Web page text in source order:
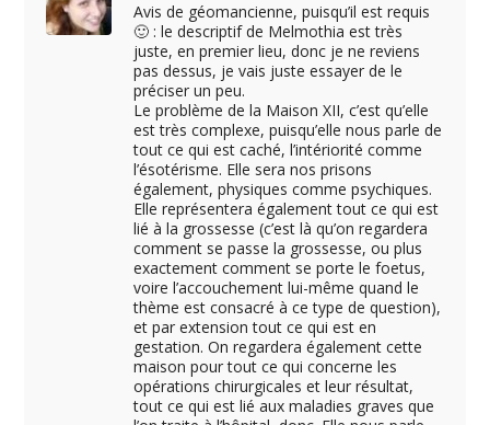
Avis de géomancienne, puisqu’il est requis
🙂 : le descriptif de Melmothia est très
juste, en premier lieu, donc je ne reviens
pas dessus, je vais juste essayer de le
préciser un peu.
Le problème de la Maison XII, c’est qu’elle
est très complexe, puisqu’elle nous parle de
tout ce qui est caché, l’intériorité comme
l’ésotérisme. Elle sera nos prisons
également, physiques comme psychiques.
Elle représentera également tout ce qui est
lié à la grossesse (c’est là qu’on regardera
comment se passe la grossesse, ou plus
exactement comment se porte le foetus,
voire l’accouchement lui-même quand le
thème est consacré à ce type de question),
et par extension tout ce qui est en
gestation. On regardera également cette
maison pour tout ce qui concerne les
opérations chirurgicales et leur résultat,
tout ce qui est lié aux maladies graves que